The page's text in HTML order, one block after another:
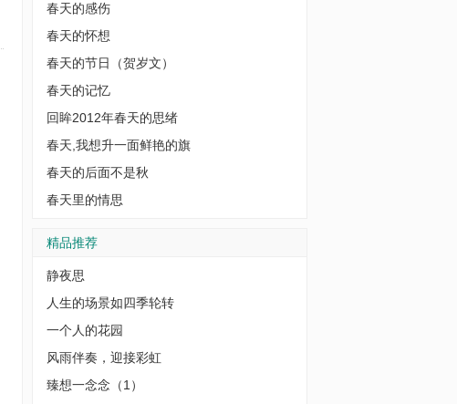
春天的感伤
春天的怀想
春天的节日（贺岁文）
春天的记忆
回眸2012年春天的思绪
春天,我想升一面鲜艳的旗
春天的后面不是秋
春天里的情思
精品推荐
静夜思
人生的场景如四季轮转
一个人的花园
风雨伴奏，迎接彩虹
臻想一念念（1）